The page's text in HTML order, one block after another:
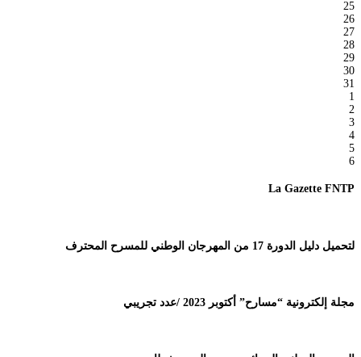
25
26
27
28
29
30
31
1
2
3
4
5
6
La Gazette FNTP
لتحميل دليل الدورة 17 من المهرجان الوطني للمسرح المحترف
مجلة إلكترونية “مسارح” أكتوبر 2023 /عدد تجريبي